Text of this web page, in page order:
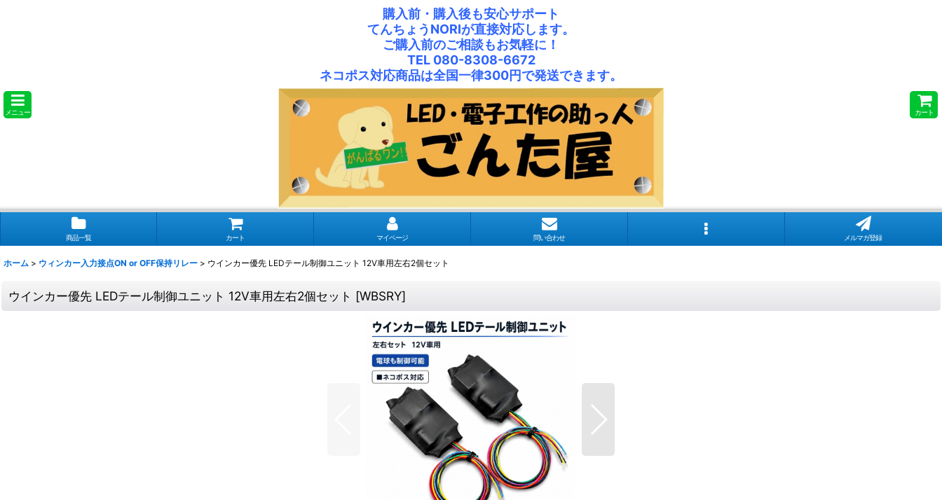
購入前・購入後も安心サポート
てんちょうNORIが直接対応します。
ご購入前のご相談もお気軽に！
TEL 080-8308-6672
ネコポス対応商品は全国一律300円で発送できます。
メニュー カート
商品一覧 カート マイページ 問い合わせ メルマガ登録
ホーム > ウィンカー入力接点ON or OFF保持リレー > ウインカー優先 LEDテール制御ユニット 12V車用左右2個セット
ウインカー優先 LEDテール制御ユニット 12V車用左右2個セット [WBSRY]